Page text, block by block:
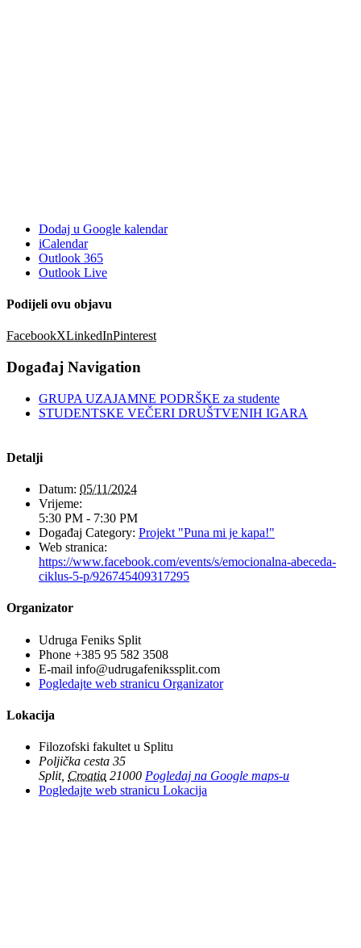
Dodaj u Google kalendar
iCalendar
Outlook 365
Outlook Live
Podijeli ovu objavu
FacebookXLinkedInPinterest
Događaj Navigation
GRUPA UZAJAMNE PODRŠKE za studente
STUDENTSKE VEČERI DRUŠTVENIH IGARA
Detalji
Datum: 05/11/2024
Vrijeme:
5:30 PM - 7:30 PM
Događaj Category: Projekt "Puna mi je kapa!"
Web stranica:
https://www.facebook.com/events/s/emocionalna-abeceda-
ciklus-5-p/926745409317295
Organizator
Udruga Feniks Split
Phone +385 95 582 3508
E-mail info@udrugafenikssplit.com
Pogledajte web stranicu Organizator
Lokacija
Filozofski fakultet u Splitu
Poljička cesta 35
Split, Croatia 21000 Pogledaj na Google maps-u
Pogledajte web stranicu Lokacija